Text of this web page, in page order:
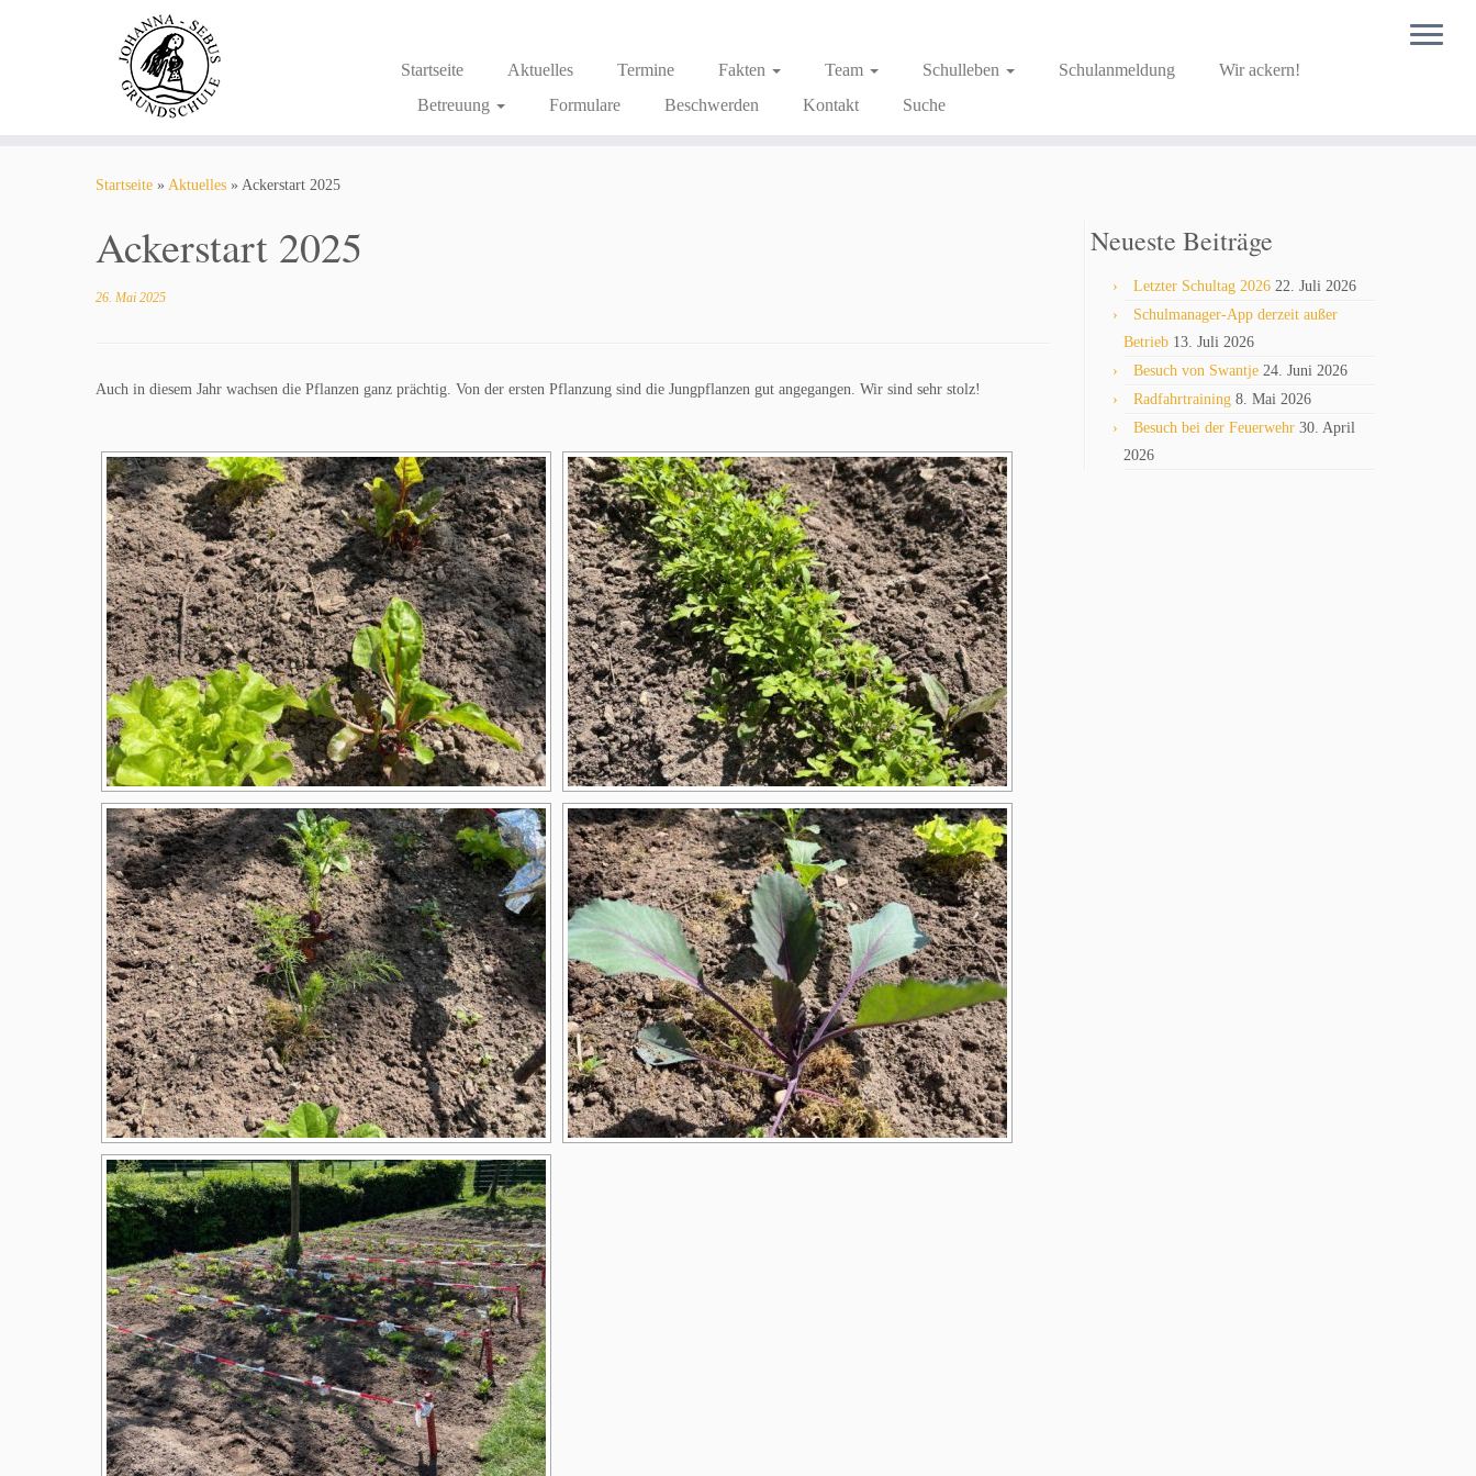
Startseite Aktuelles Termine Fakten Team Schulleben Schulanmeldung
Wir ackern!
Betreuung
Formulare Beschwerden Kontakt Suche
Startseite » Aktuelles » Ackerstart 2025
Ackerstart 2025
26. Mai 2025
Auch in diesem Jahr wachsen die Pflanzen ganz prächtig. Von der ersten Pflanzung sind die Jungpflanzen gut angegangen. Wir sind sehr stolz!
Neueste Beiträge
Letzter Schultag 2026 22. Juli 2026
Schulmanager-App derzeit außer
Betrieb 13. Juli 2026
Besuch von Swantje 24. Juni 2026
Radfahrtraining 8. Mai 2026
Besuch bei der Feuerwehr 30. April
2026